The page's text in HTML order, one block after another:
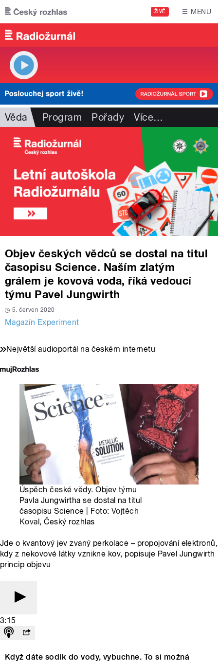
Přejít k hlavnímu obsahu
ŽIVĚ MENU
Věda Program Pořady Více…
Objev českých vědců se dostal na titul
časopisu Science. Naším zlatým
grálem je kovová voda, říká vedoucí
týmu Pavel Jungwirth
5. červen 2020
Magazín Experiment
Největší audioportál na českém internetu
Úspěch české vědy. Objev týmu
Pavla Jungwirtha se dostal na titul
časopisu Science | Foto: Vojtěch
Koval , Český rozhlas
Jde o kvantový jev zvaný perkolace – propojování elektronů,
kdy z nekovové látky vznikne kov, popisuje Pavel Jungwirth
princip objevu
3:15
Když dáte sodík do vody, vybuchne. To si možná